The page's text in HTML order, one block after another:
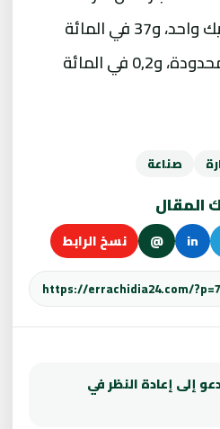
مسؤولية محدودة بشريك واحد، و37 في المائة
شركات ذات مسؤولية محدودة، و0,2 في المائة
صناعة
المقال
in
@ نسخ الرابط
إلى إعادة النظر في